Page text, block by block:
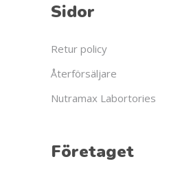
Sidor
Retur policy
Återförsäljare
Nutramax Labortories
Företaget